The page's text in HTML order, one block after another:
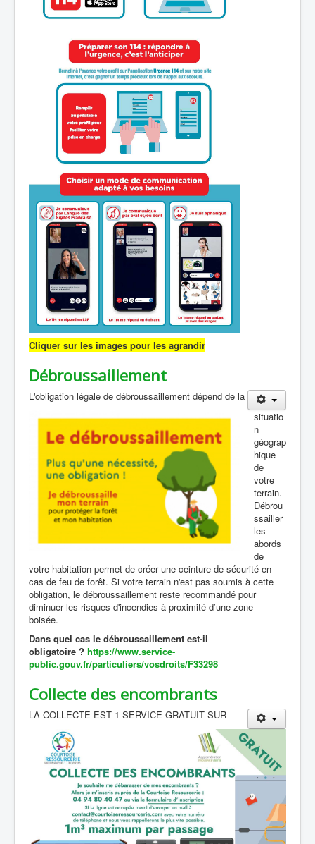
Cliquer sur les images pour les agrandir
Débroussaillement
L'obligation légale de débroussaillement dépend de la
situatio
n
géograp
hique
de
votre
terrain.
Débrou
ssailler
les
abords
de
votre habitation permet de créer une ceinture de sécurité en
cas de feu de forêt. Si votre terrain n'est pas soumis à cette
obligation, le débroussaillement reste recommandé pour
diminuer les risques d'incendies à proximité d’une zone
boisée.
Dans quel cas le débroussaillement est-il
obligatoire ? https://www.service-
public.gouv.fr/particuliers/vosdroits/F33298
Collecte des encombrants
LA COLLECTE EST 1 SERVICE GRATUIT SUR